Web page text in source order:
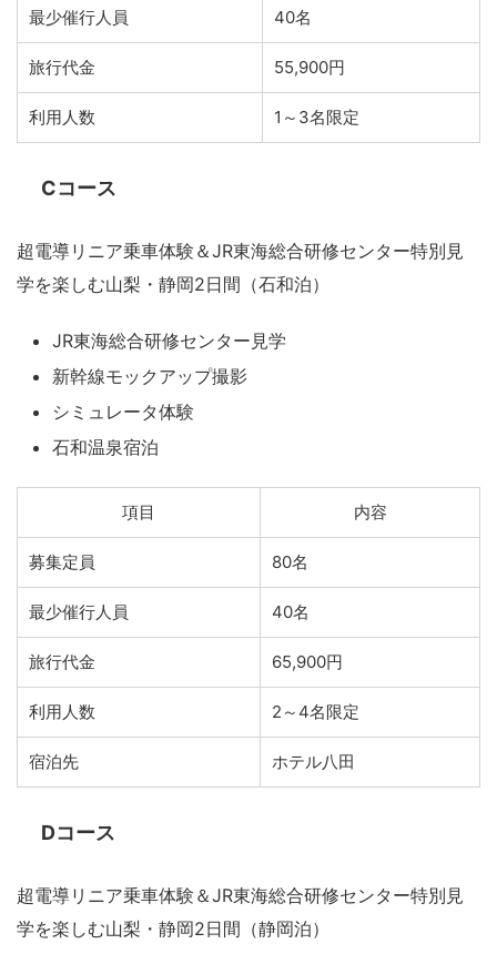
最少催行人員 40名
旅行代金 55,900円
利用人数 1～3名限定
Cコース
超電導リニア乗車体験＆JR東海総合研修センター特別見
学を楽しむ山梨・静岡2日間（石和泊）
JR東海総合研修センター見学
新幹線モックアップ撮影
シミュレータ体験
石和温泉宿泊
項目 内容
募集定員 80名
最少催行人員 40名
旅行代金 65,900円
利用人数 2～4名限定
宿泊先 ホテル八田
Dコース
超電導リニア乗車体験＆JR東海総合研修センター特別見
学を楽しむ山梨・静岡2日間（静岡泊）